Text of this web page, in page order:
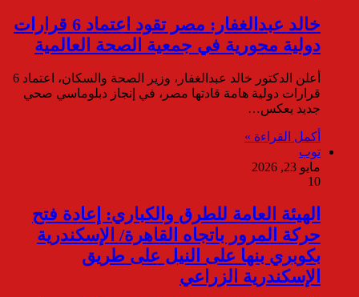
خالد عبدالغفار: مصر تقود اعتماد 6 قرارات
دولية محورية في جمعية الصحة العالمية
أعلن الدكتور خالد عبدالغفار، وزير الصحة والسكان، اعتماد 6
قرارات دولية هامة قادتها مصر، في إنجاز دبلوماسي صحي
جديد يعكس…
أكمل القراءة »
توب
مايو 23, 2026
10
الهيئة العامة للطرق والكباري: إعادة فتح
حركة المرور باتجاه القاهرة/ الإسكندرية
بكوبري بنها على النيل على طريق
الإسكندرية الزراعي